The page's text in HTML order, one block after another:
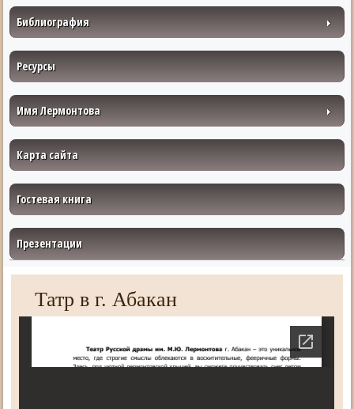
Библиография
Ресурсы
Имя Лермонтова
Карта сайта
Гостевая книга
Презентации
Татр в г. Абакан